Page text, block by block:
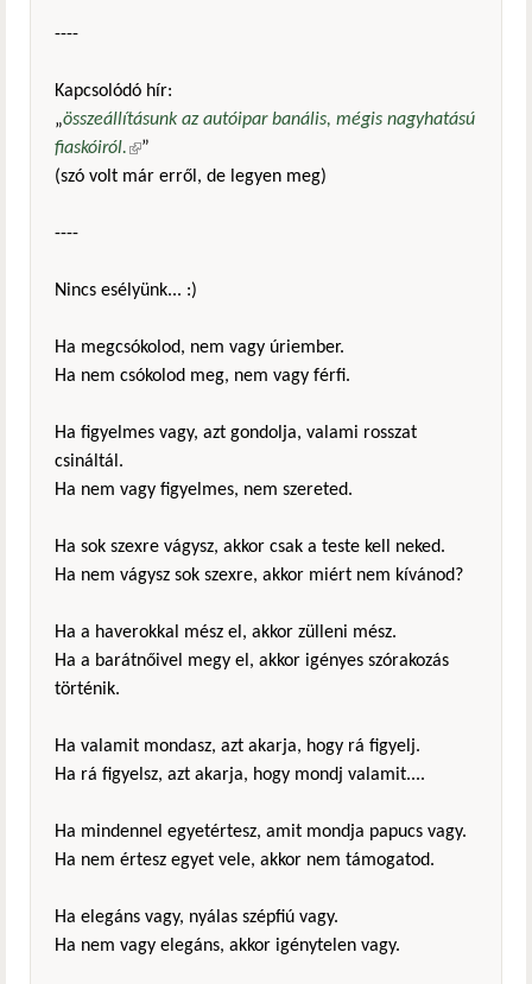
----
Kapcsolódó hír:
„összeállításunk az autóipar banális, mégis nagyhatású
fiaskóiról.(külső hivatkozás)
”
(szó volt már erről, de legyen meg)
----
Nincs esélyünk... :)
Ha megcsókolod, nem vagy úriember.
Ha nem csókolod meg, nem vagy férfi.
Ha figyelmes vagy, azt gondolja, valami rosszat
csináltál.
Ha nem vagy figyelmes, nem szereted.
Ha sok szexre vágysz, akkor csak a teste kell neked.
Ha nem vágysz sok szexre, akkor miért nem kívánod?
Ha a haverokkal mész el, akkor zülleni mész.
Ha a barátnőivel megy el, akkor igényes szórakozás
történik.
Ha valamit mondasz, azt akarja, hogy rá figyelj.
Ha rá figyelsz, azt akarja, hogy mondj valamit....
Ha mindennel egyetértesz, amit mondja papucs vagy.
Ha nem értesz egyet vele, akkor nem támogatod.
Ha elegáns vagy, nyálas szépfiú vagy.
Ha nem vagy elegáns, akkor igénytelen vagy.